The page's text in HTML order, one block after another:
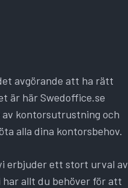
avgörande att ha rätt
är här Swedoffice.se
av kontorsutrustning och
alla dina kontorsbehov.
erbjuder ett stort urval av
allt du behöver för att